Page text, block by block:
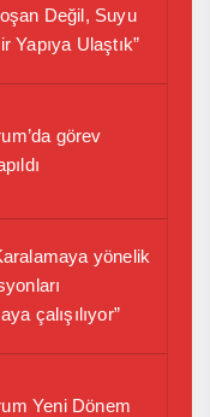
Değil, Suyu
Yapıya Ulaştık”
görev
yönelik
çalışılıyor”
Yeni Dönem